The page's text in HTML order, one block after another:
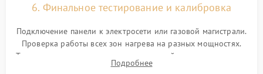
6. Финальное тестирование и калибровка
Подключение панели к электросети или газовой магистрали.
Проверка работы всех зон нагрева на разных мощностях.
Тестирование сенсорного управления, таймера, индикаторов
остаточного тепла и систем защиты от перегрева.
Подробнее